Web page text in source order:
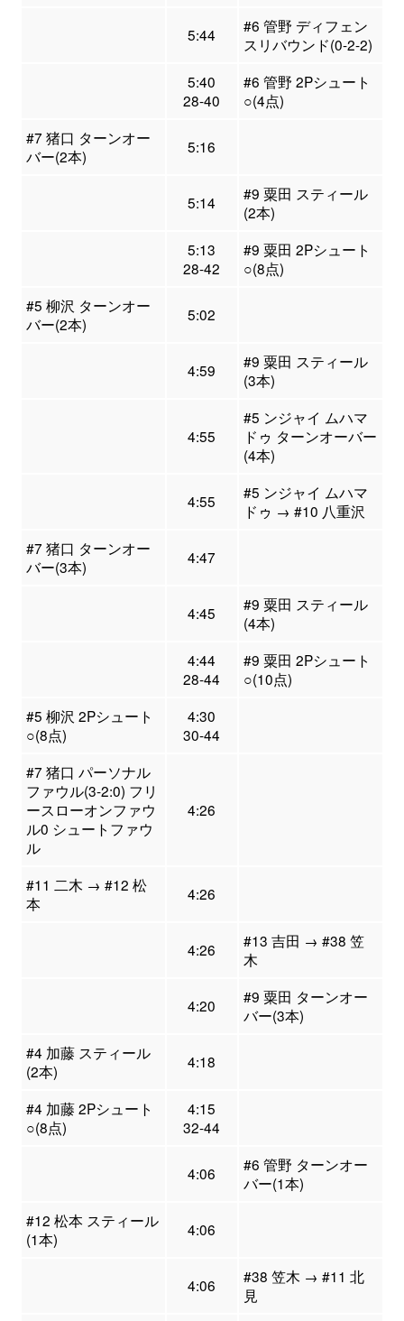
5:44
#6 管野 ディフェン
スリバウンド(0-2-2)
5:40
28-40
#6 管野 2Pシュート
○(4点)
#7 猪口 ターンオー
バー(2本)
5:16
5:14
#9 粟田 スティール
(2本)
5:13
28-42
#9 粟田 2Pシュート
○(8点)
#5 柳沢 ターンオー
バー(2本)
5:02
4:59
#9 粟田 スティール
(3本)
4:55
#5 ンジャイ ムハマ
ドゥ ターンオーバー
(4本)
4:55
#5 ンジャイ ムハマ
ドゥ → #10 八重沢
#7 猪口 ターンオー
バー(3本)
4:47
4:45
#9 粟田 スティール
(4本)
4:44
28-44
#9 粟田 2Pシュート
○(10点)
#5 柳沢 2Pシュート
○(8点)
4:30
30-44
#7 猪口 パーソナル
ファウル(3-2:0) フリ
ースローオンファウ
ル0 シュートファウ
ル
4:26
#11 二木 → #12 松
本
4:26
4:26
#13 吉田 → #38 笠
木
4:20
#9 粟田 ターンオー
バー(3本)
#4 加藤 スティール
(2本)
4:18
#4 加藤 2Pシュート
○(8点)
4:15
32-44
4:06
#6 管野 ターンオー
バー(1本)
#12 松本 スティール
(1本)
4:06
4:06
#38 笠木 → #11 北
見